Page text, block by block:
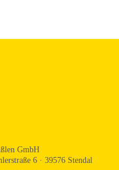
GmbH
6 · 39576 Stendal